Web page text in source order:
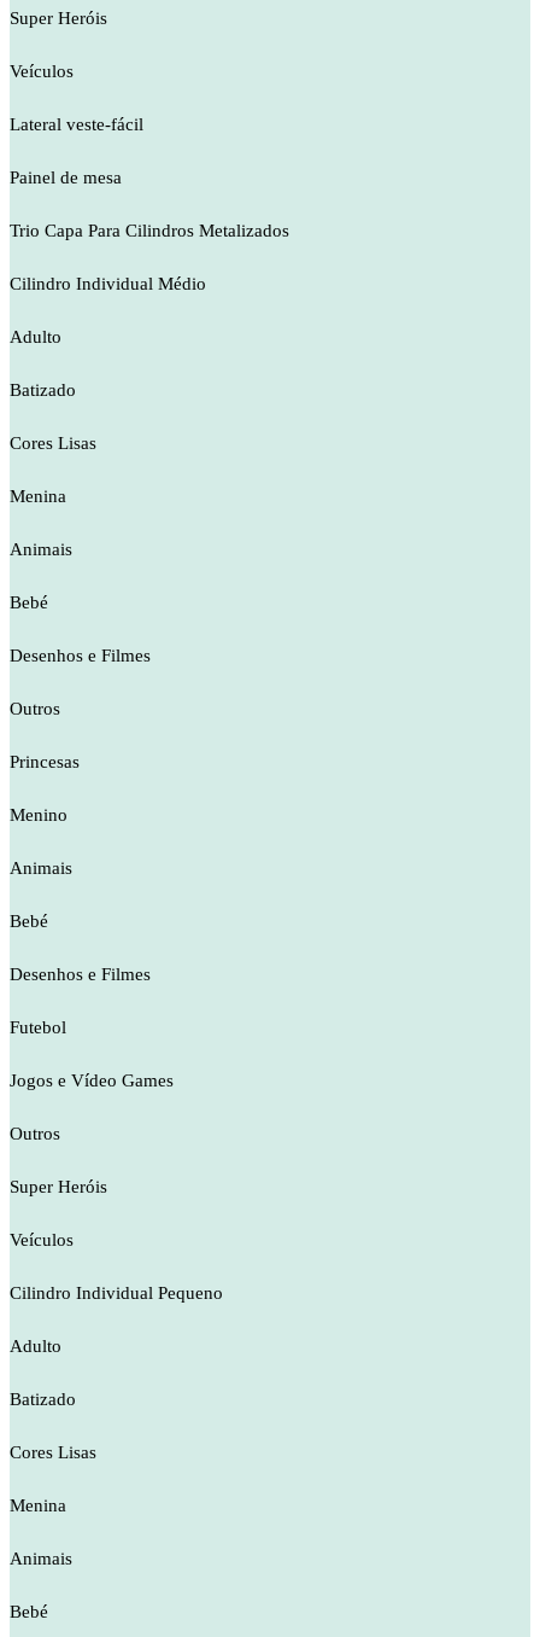
Super Heróis
Veículos
Lateral veste-fácil
Painel de mesa
Trio Capa Para Cilindros Metalizados
Cilindro Individual Médio
Adulto
Batizado
Cores Lisas
Menina
Animais
Bebé
Desenhos e Filmes
Outros
Princesas
Menino
Animais
Bebé
Desenhos e Filmes
Futebol
Jogos e Vídeo Games
Outros
Super Heróis
Veículos
Cilindro Individual Pequeno
Adulto
Batizado
Cores Lisas
Menina
Animais
Bebé